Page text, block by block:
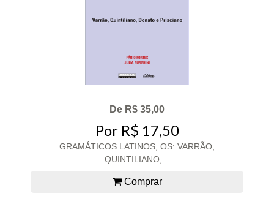
De R$ 35,00
Por R$ 17,50
GRAMÁTICOS LATINOS, OS: VARRÃO,
QUINTILIANO,...
Comprar